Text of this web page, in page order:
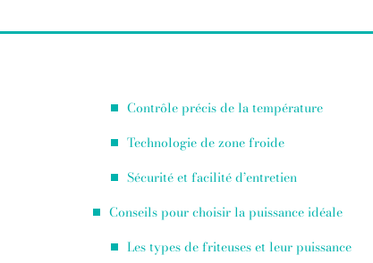
Contrôle précis de la température
Technologie de zone froide
Sécurité et facilité d’entretien
Conseils pour choisir la puissance idéale
Les types de friteuses et leur puissance